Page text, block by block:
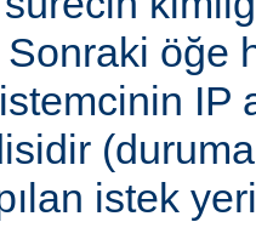
öğe
IP
(duruma
istek